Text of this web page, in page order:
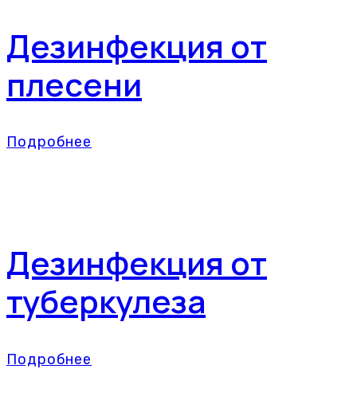
Дезинфекция от
плесени
Подробнее
Дезинфекция от
туберкулеза
Подробнее